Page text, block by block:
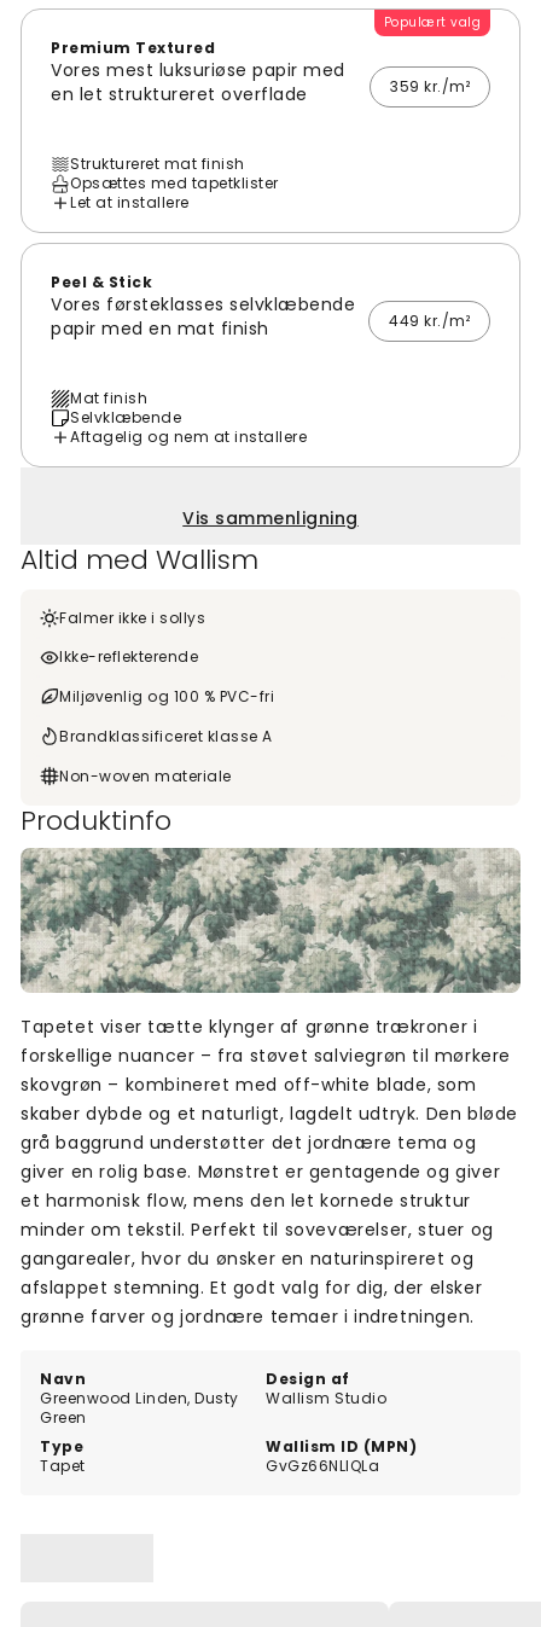
Populært valg
Premium Textured
Vores mest luksuriøse papir med
en let struktureret overflade
359 kr./m²
Struktureret mat finish
Opsættes med tapetklister
Let at installere
Peel & Stick
Vores førsteklasses selvklæbende
papir med en mat finish
449 kr./m²
Mat finish
Selvklæbende
Aftagelig og nem at installere
Vis sammenligning
Altid med Wallism
Falmer ikke i sollys
Ikke-reflekterende
Miljøvenlig og 100 % PVC-fri
Brandklassificeret klasse A
Non-woven materiale
Produktinfo
Navn
Greenwood Linden, Dusty
Green
Design af
Wallism Studio
Type
Tapet
Wallism ID (MPN)
GvGz66NLlQLa
Tapetet viser tætte klynger af grønne trækroner i
forskellige nuancer – fra støvet salviegrøn til mørkere
skovgrøn – kombineret med off-white blade, som
skaber dybde og et naturligt, lagdelt udtryk. Den bløde
grå baggrund understøtter det jordnære tema og
giver en rolig base. Mønstret er gentagende og giver
et harmonisk flow, mens den let kornede struktur
minder om tekstil. Perfekt til soveværelser, stuer og
gangarealer, hvor du ønsker en naturinspireret og
afslappet stemning. Et godt valg for dig, der elsker
grønne farver og jordnære temaer i indretningen.